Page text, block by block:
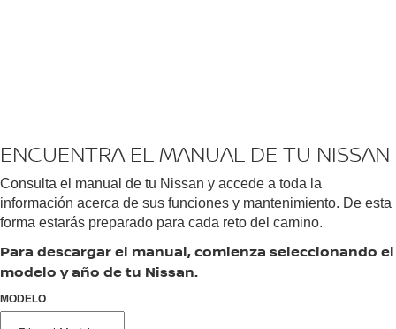
ENCUENTRA EL MANUAL DE TU NISSAN
Consulta el manual de tu Nissan y accede a toda la
información acerca de sus funciones y mantenimiento. De esta
forma estarás preparado para cada reto del camino.
Para descargar el manual, comienza seleccionando el
modelo y año de tu Nissan.
MODELO